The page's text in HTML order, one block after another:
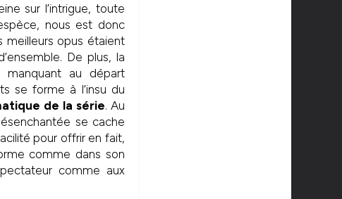
sur l’intrigue, toute
nous est donc
meilleurs opus étaient
De plus, la
au départ
se forme à l’insu du
de la série. Au
se cache
pour offrir en fait,
comme dans son
comme aux